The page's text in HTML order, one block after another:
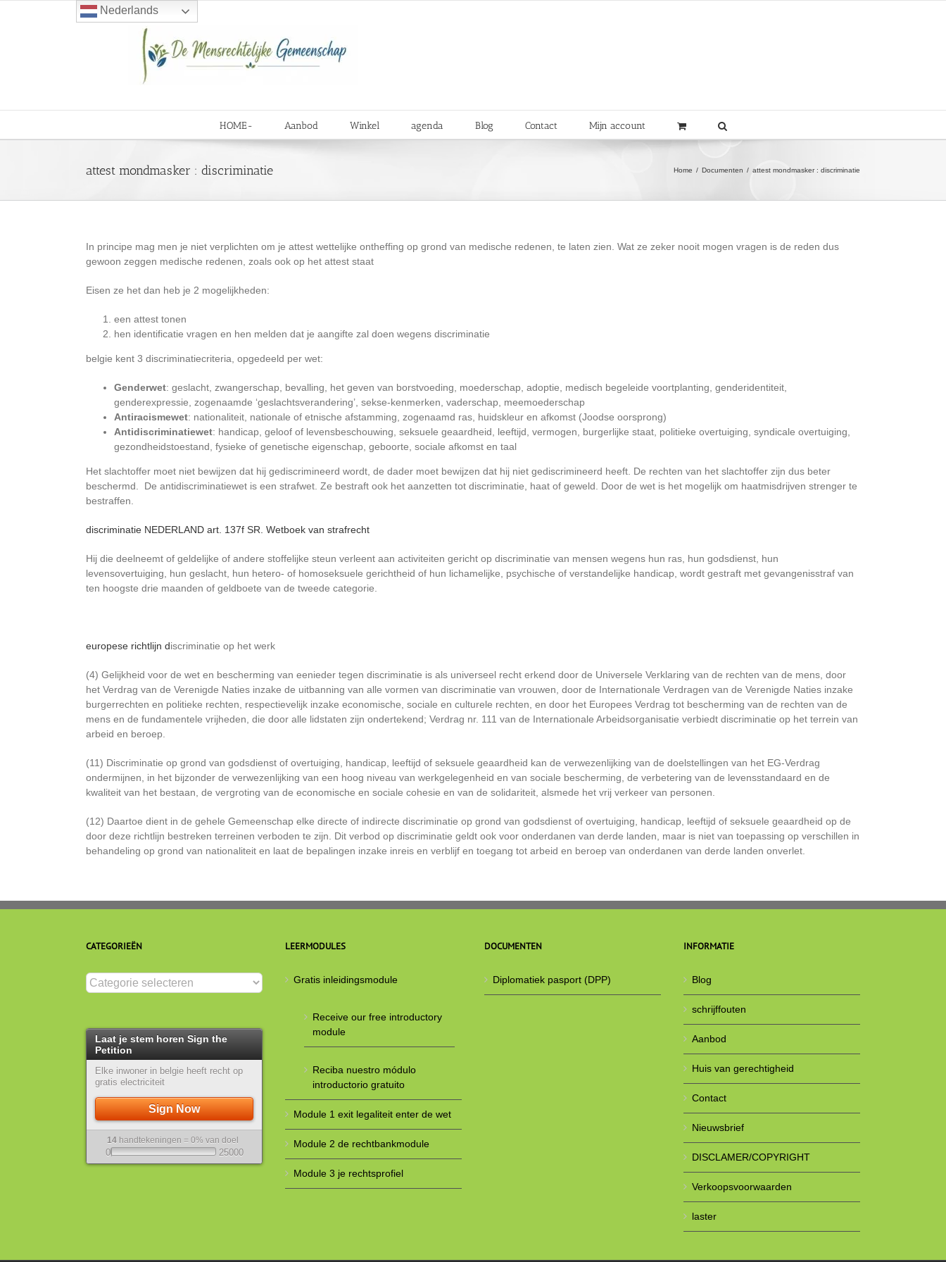
HOME- Aanbod Winkel agenda Blog Contact Mijn account
attest mondmasker : discriminatie Home Documenten attest mondmasker : discriminatie
In principe mag men je niet verplichten om je attest wettelijke ontheffing op grond van medische redenen, te laten zien. Wat ze zeker nooit mogen vragen is de reden dus
gewoon zeggen medische redenen, zoals ook op het attest staat
Eisen ze het dan heb je 2 mogelijkheden:
een attest tonen
hen identificatie vragen en hen melden dat je aangifte zal doen wegens discriminatie
belgie kent 3 discriminatiecriteria, opgedeeld per wet:
Genderwet: geslacht, zwangerschap, bevalling, het geven van borstvoeding, moederschap, adoptie, medisch begeleide voortplanting, genderidentiteit,
genderexpressie, zogenaamde ‘geslachtsverandering’, sekse-kenmerken, vaderschap, meemoederschap
Antiracismewet: nationaliteit, nationale of etnische afstamming, zogenaamd ras, huidskleur en afkomst (Joodse oorsprong)
Antidiscriminatiewet: handicap, geloof of levensbeschouwing, seksuele geaardheid, leeftijd, vermogen, burgerlijke staat, politieke overtuiging, syndicale overtuiging,
gezondheidstoestand, fysieke of genetische eigenschap, geboorte, sociale afkomst en taal
Het slachtoffer moet niet bewijzen dat hij gediscrimineerd wordt, de dader moet bewijzen dat hij niet gediscrimineerd heeft. De rechten van het slachtoffer zijn dus beter
beschermd. De antidiscriminatiewet is een strafwet. Ze bestraft ook het aanzetten tot discriminatie, haat of geweld. Door de wet is het mogelijk om haatmisdrijven strenger te
bestraffen.
discriminatie NEDERLAND art. 137f SR. Wetboek van strafrecht
Hij die deelneemt of geldelijke of andere stoffelijke steun verleent aan activiteiten gericht op discriminatie van mensen wegens hun ras, hun godsdienst, hun
levensovertuiging, hun geslacht, hun hetero- of homoseksuele gerichtheid of hun lichamelijke, psychische of verstandelijke handicap, wordt gestraft met gevangenisstraf van
ten hoogste drie maanden of geldboete van de tweede categorie.
europese richtlijn discriminatie op het werk
(4) Gelijkheid voor de wet en bescherming van eenieder tegen discriminatie is als universeel recht erkend door de Universele Verklaring van de rechten van de mens, door
het Verdrag van de Verenigde Naties inzake de uitbanning van alle vormen van discriminatie van vrouwen, door de Internationale Verdragen van de Verenigde Naties inzake
burgerrechten en politieke rechten, respectievelijk inzake economische, sociale en culturele rechten, en door het Europees Verdrag tot bescherming van de rechten van de
mens en de fundamentele vrijheden, die door alle lidstaten zijn ondertekend; Verdrag nr. 111 van de Internationale Arbeidsorganisatie verbiedt discriminatie op het terrein van
arbeid en beroep.
(11) Discriminatie op grond van godsdienst of overtuiging, handicap, leeftijd of seksuele geaardheid kan de verwezenlijking van de doelstellingen van het EG-Verdrag
ondermijnen, in het bijzonder de verwezenlijking van een hoog niveau van werkgelegenheid en van sociale bescherming, de verbetering van de levensstandaard en de
kwaliteit van het bestaan, de vergroting van de economische en sociale cohesie en van de solidariteit, alsmede het vrij verkeer van personen.
(12) Daartoe dient in de gehele Gemeenschap elke directe of indirecte discriminatie op grond van godsdienst of overtuiging, handicap, leeftijd of seksuele geaardheid op de
door deze richtlijn bestreken terreinen verboden te zijn. Dit verbod op discriminatie geldt ook voor onderdanen van derde landen, maar is niet van toepassing op verschillen in
behandeling op grond van nationaliteit en laat de bepalingen inzake inreis en verblijf en toegang tot arbeid en beroep van onderdanen van derde landen onverlet.
CATEGORIEËN
Categorieën
Laat je stem horen Sign the
Petition
Elke inwoner in belgie heeft recht op
gratis electriciteit
Sign Now
14handtekeningen = 0% van doel
0 25000
LEERMODULES
Gratis inleidingsmodule
Receive our free introductory
module
Reciba nuestro módulo
introductorio gratuito
Module 1 exit legaliteit enter de wet
Module 2 de rechtbankmodule
Module 3 je rechtsprofiel
DOCUMENTEN
Diplomatiek pasport (DPP)
INFORMATIE
Blog
schrijffouten
Aanbod
Huis van gerechtigheid
Contact
Nieuwsbrief
DISCLAMER/COPYRIGHT
Verkoopsvoorwaarden
laster
Nederlands